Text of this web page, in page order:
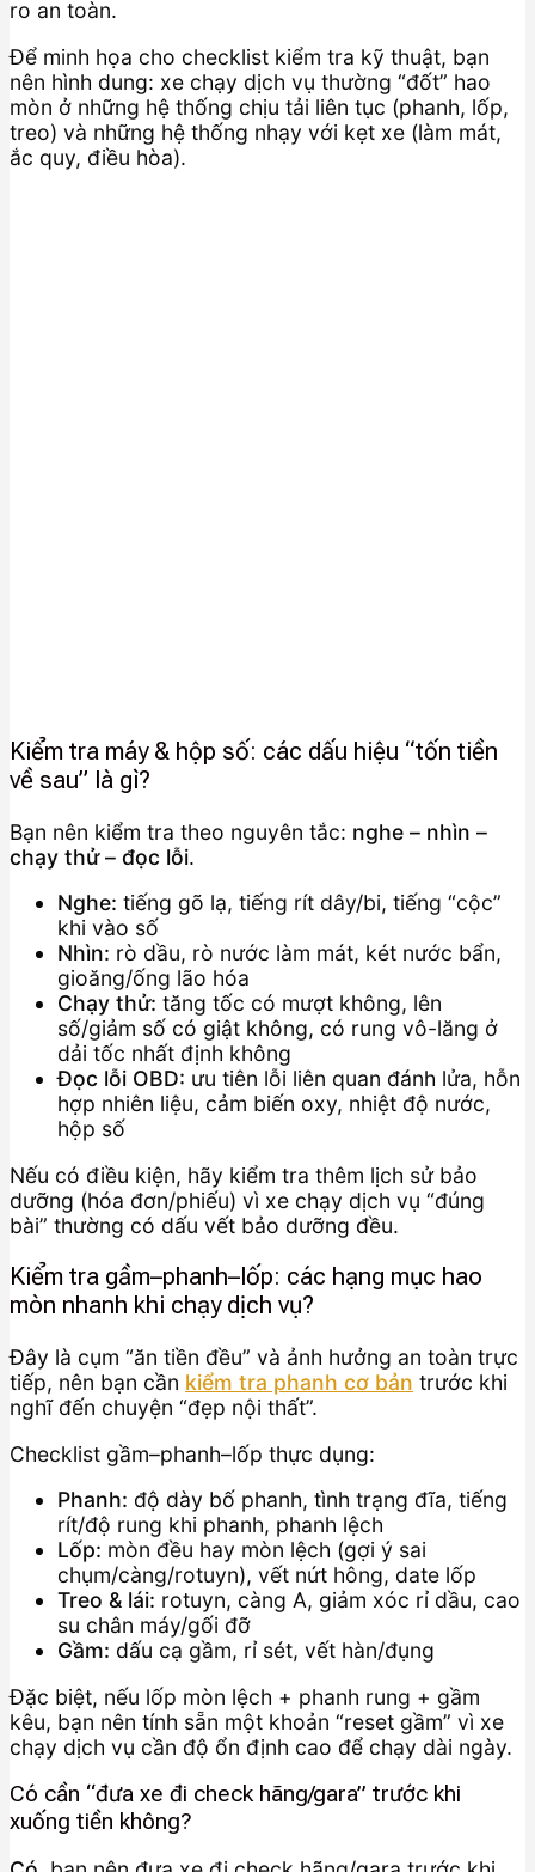
ro an toàn.
Để minh họa cho checklist kiểm tra kỹ thuật, bạn
nên hình dung: xe chạy dịch vụ thường “đốt” hao
mòn ở những hệ thống chịu tải liên tục (phanh, lốp,
treo) và những hệ thống nhạy với kẹt xe (làm mát,
ắc quy, điều hòa).
Kiểm tra máy & hộp số: các dấu hiệu “tốn tiền
về sau” là gì?
Bạn nên kiểm tra theo nguyên tắc: nghe – nhìn –
chạy thử – đọc lỗi.
Nghe: tiếng gõ lạ, tiếng rít dây/bi, tiếng “cộc”
khi vào số
Nhìn: rò dầu, rò nước làm mát, két nước bẩn,
gioăng/ống lão hóa
Chạy thử: tăng tốc có mượt không, lên
số/giảm số có giật không, có rung vô-lăng ở
dải tốc nhất định không
Đọc lỗi OBD: ưu tiên lỗi liên quan đánh lửa, hỗn
hợp nhiên liệu, cảm biến oxy, nhiệt độ nước,
hộp số
Nếu có điều kiện, hãy kiểm tra thêm lịch sử bảo
dưỡng (hóa đơn/phiếu) vì xe chạy dịch vụ “đúng
bài” thường có dấu vết bảo dưỡng đều.
Kiểm tra gầm–phanh–lốp: các hạng mục hao
mòn nhanh khi chạy dịch vụ?
Đây là cụm “ăn tiền đều” và ảnh hưởng an toàn trực
tiếp, nên bạn cần kiểm tra phanh cơ bản trước khi
nghĩ đến chuyện “đẹp nội thất”.
Checklist gầm–phanh–lốp thực dụng:
Phanh: độ dày bố phanh, tình trạng đĩa, tiếng
rít/độ rung khi phanh, phanh lệch
Lốp: mòn đều hay mòn lệch (gợi ý sai
chụm/càng/rotuyn), vết nứt hông, date lốp
Treo & lái: rotuyn, càng A, giảm xóc rỉ dầu, cao
su chân máy/gối đỡ
Gầm: dấu cạ gầm, rỉ sét, vết hàn/đụng
Đặc biệt, nếu lốp mòn lệch + phanh rung + gầm
kêu, bạn nên tính sẵn một khoản “reset gầm” vì xe
chạy dịch vụ cần độ ổn định cao để chạy dài ngày.
Có cần “đưa xe đi check hãng/gara” trước khi
xuống tiền không?